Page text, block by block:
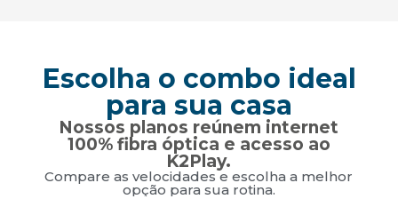
Escolha o combo ideal
para sua casa
Nossos planos reúnem internet
100% fibra óptica e acesso ao
K2Play.
Compare as velocidades e escolha a melhor
opção para sua rotina.